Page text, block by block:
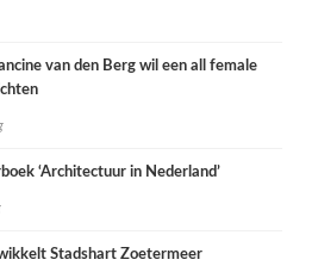
van den Berg wil een all female
‘Architectuur in Nederland’
Stadshart Zoetermeer